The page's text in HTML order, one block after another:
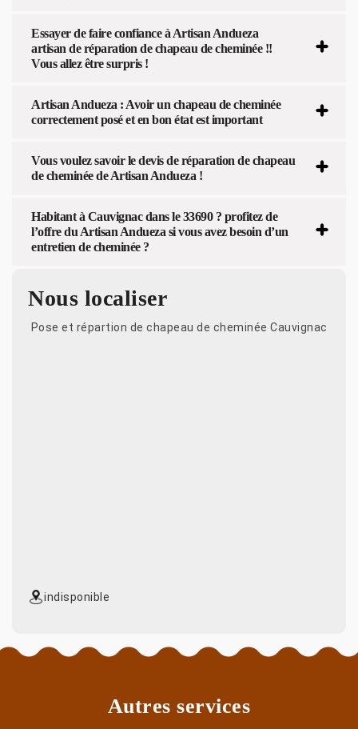
Essayer de faire confiance à Artisan Andueza
artisan de réparation de chapeau de cheminée !!
Vous allez être surpris !
Artisan Andueza : Avoir un chapeau de cheminée
correctement posé et en bon état est important
Vous voulez savoir le devis de réparation de chapeau
de cheminée de Artisan Andueza !
Habitant à Cauvignac dans le 33690 ? profitez de
l’offre du Artisan Andueza si vous avez besoin d’un
entretien de cheminée ?
Nous localiser
Pose et répartion de chapeau de cheminée Cauvignac
indisponible
Autres services